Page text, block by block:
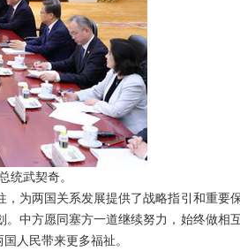
统武契奇。
为两国关系发展提供了战略指引和重要
中方愿同塞方一道继续努力，始终做相
人民带来更多福祉。